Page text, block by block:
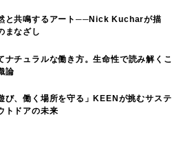
と共鳴するアート──Nick Kucharが描
まなざし
ナチュラルな働き方。生命性で読み解くこ
論
び、働く場所を守る」KEENが挑むサステ
トドアの未来